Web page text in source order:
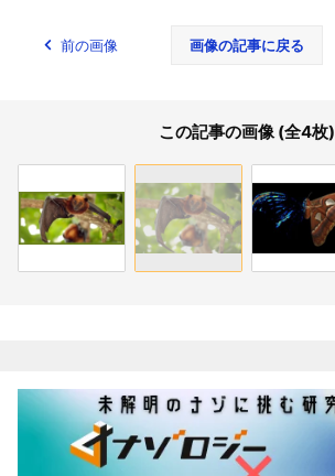
前の画像 画像の記事に戻る
この記事の画像 (全4枚)